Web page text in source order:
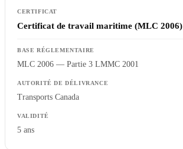
Certificat de travail maritime (MLC 2006)
MLC 2006 — Partie 3 LMMC 2001
Transports Canada
5 ans